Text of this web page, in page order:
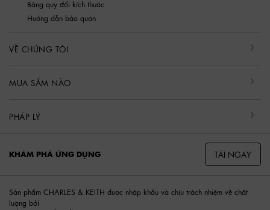
Bảng quy đổi kích thước
Hướng dẫn bảo quản
VỀ CHÚNG TÔI
MUA SẮM NÀO
PHÁP LÝ
KHÁM PHÁ ỨNG DỤNG TẢI NGAY
Sản phẩm CHARLES & KEITH được nhập khẩu và chịu trách nhiệm về chất
lượng bởi